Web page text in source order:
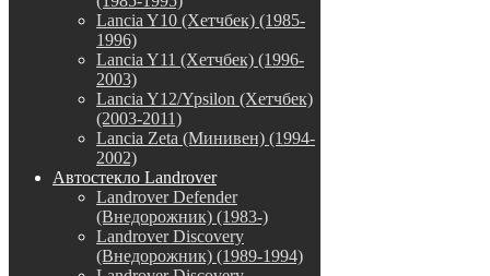
Lancia Y10 (Хетчбек) (1985-
1996)
Lancia Y11 (Хетчбек) (1996-
2003)
Lancia Y12/Ypsilon (Хетчбек)
(2003-2011)
Lancia Zeta (Минивен) (1994-
2002)
Автостекло Landrover
Landrover Defender
(Внедорожник) (1983-)
Landrover Discovery
(Внедорожник) (1989-1994)